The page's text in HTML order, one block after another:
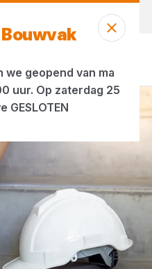
we geopend van ma
uur. Op zaterdag 25
GESLOTEN